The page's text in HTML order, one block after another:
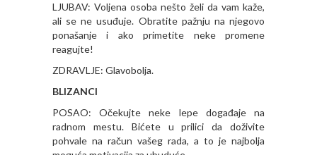
LJUBAV: Voljena osoba nešto želi da vam kaže,
ali se ne usuđuje. Obratite pažnju na njegovo
ponašanje i ako primetite neke promene
reagujte!
ZDRAVLJE: Glavobolja.
BLIZANCI
POSAO: Očekujte neke lepe događaje na
radnom mestu. Bićete u prilici da doživite
pohvale na račun vašeg rada, a to je najbolja